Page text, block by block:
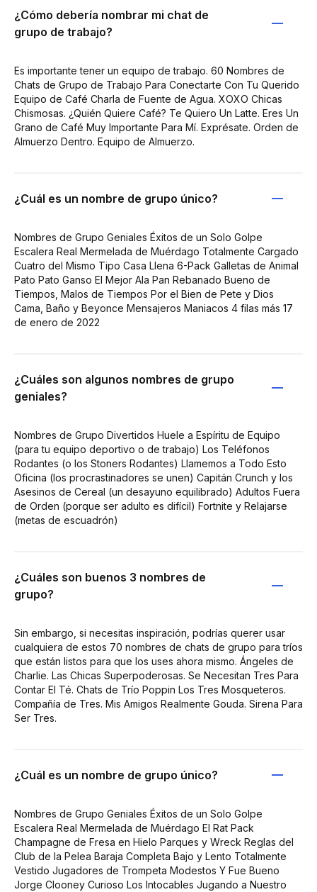
¿Cómo debería nombrar mi chat de
grupo de trabajo?
Es importante tener un equipo de trabajo. 60 Nombres de
Chats de Grupo de Trabajo Para Conectarte Con Tu Querido
Equipo de Café Charla de Fuente de Agua. XOXO Chicas
Chismosas. ¿Quién Quiere Café? Te Quiero Un Latte. Eres Un
Grano de Café Muy Importante Para Mí. Exprésate. Orden de
Almuerzo Dentro. Equipo de Almuerzo.
¿Cuál es un nombre de grupo único?
Nombres de Grupo Geniales Éxitos de un Solo Golpe
Escalera Real Mermelada de Muérdago Totalmente Cargado
Cuatro del Mismo Tipo Casa Llena 6-Pack Galletas de Animal
Pato Pato Ganso El Mejor Ala Pan Rebanado Bueno de
Tiempos, Malos de Tiempos Por el Bien de Pete y Dios
Cama, Baño y Beyonce Mensajeros Maniacos 4 filas más 17
de enero de 2022
¿Cuáles son algunos nombres de grupo
geniales?
Nombres de Grupo Divertidos Huele a Espíritu de Equipo
(para tu equipo deportivo o de trabajo) Los Teléfonos
Rodantes (o los Stoners Rodantes) Llamemos a Todo Esto
Oficina (los procrastinadores se unen) Capitán Crunch y los
Asesinos de Cereal (un desayuno equilibrado) Adultos Fuera
de Orden (porque ser adulto es difícil) Fortnite y Relajarse
(metas de escuadrón)
¿Cuáles son buenos 3 nombres de
grupo?
Sin embargo, si necesitas inspiración, podrías querer usar
cualquiera de estos 70 nombres de chats de grupo para tríos
que están listos para que los uses ahora mismo. Ángeles de
Charlie. Las Chicas Superpoderosas. Se Necesitan Tres Para
Contar El Té. Chats de Trío Poppin Los Tres Mosqueteros.
Compañía de Tres. Mis Amigos Realmente Gouda. Sirena Para
Ser Tres.
¿Cuál es un nombre de grupo único?
Nombres de Grupo Geniales Éxitos de un Solo Golpe
Escalera Real Mermelada de Muérdago El Rat Pack
Champagne de Fresa en Hielo Parques y Wreck Reglas del
Club de la Pelea Baraja Completa Bajo y Lento Totalmente
Vestido Jugadores de Trompeta Modestos Y Fue Bueno
Jorge Clooney Curioso Los Intocables Jugando a Nuestro